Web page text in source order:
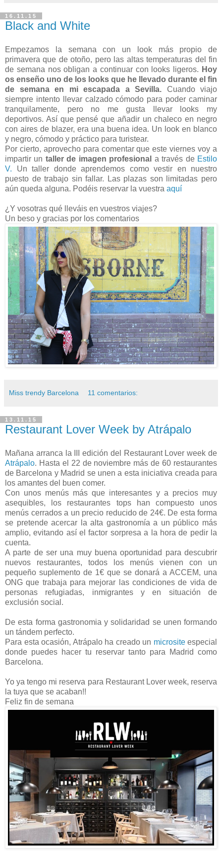
16.11.15
Black and White
Empezamos la semana con un look más propio de
primavera que de otoño, pero las altas temperaturas del fin
de semana nos obligan a continuar con looks ligeros. Hoy
os enseño uno de los looks que he llevado durante el fin
de semana en mi escapada a Sevilla. Cuando viajo
siempre intento llevar calzado cómodo para poder caminar
tranquilamente, pero no me gusta llevar looks my
deportivos. Así que pensé que añadir un chaleco en negro
con aires de blazer, era una buena idea. Un look en blanco
y negro, cómodo y práctico para turistear.
Por cierto, aprovecho para comentar que este viernes voy a
impartir un taller de imagen profesional a través de Estilo
V. Un taller donde aprendemos como vestir en nuestro
puesto de trabajo sin fallar. Las plazas son limitadas pero
aún queda alguna. Podéis reservar la vuestra aquí
¿Y vosotras qué lleváis en vuestros viajes?
Un beso y gracias por los comentarios
Miss trendy Barcelona 11 comentarios:
13.11.15
Restaurant Lover Week by Atrápalo
Mañana arranca la III edición del Restaurant Lover week de
Atrápalo. Hasta el 22 de noviembre más de 60 restaurantes
de Barcelona y Madrid se unen a esta iniciativa creada para
los amantes del buen comer.
Con unos menús más que interesantes y a precios muy
asequibles, los restaurantes tops han compuesto unos
menús cerrados a un precio reducido de 24€. De esta forma
se pretende acercar la alta gastronomía a un público más
amplio, evitando así el factor sorpresa a la hora de pedir la
cuenta.
A parte de ser una muy buena oportunidad para descubrir
nuevos restaurantes, todos los menús vienen con un
pequeño suplemento de 1€ que se donará a ACCEM, una
ONG que trabaja para mejorar las condiciones de vida de
personas refugiadas, inmigrantes y en situación de
exclusión social.
De esta forma gastronomia y solidaridad se unen formando
un tándem perfecto.
Para esta ocasión, Atrápalo ha creado un micrositeespecial
donde puedes hacer tu reservar tanto para Madrid como
Barcelona.
Yo ya tengo mi reserva para Restaurant Lover week, reserva
la tuya que se acaban!!
Feliz fin de semana